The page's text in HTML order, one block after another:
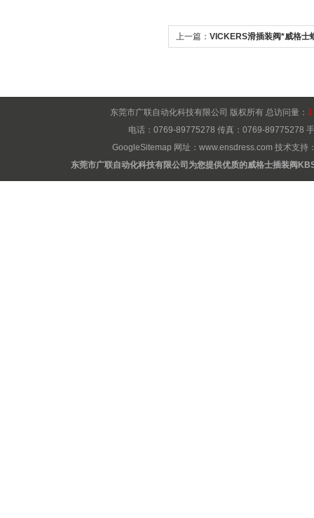
上一篇： VICKERS滑插装阀*威格士
东莞市广联自动化科技有限公司 版权所有 总访问量：
电话：0769-89775278 传真：0769-89775278
GoogleSitemap 网址： www.ensdress.com 技术支持
东莞市广联自动化科技有限公司为您提供优质的威格士插装阀